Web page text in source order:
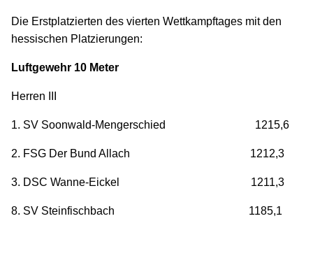
Die Erstplatzierten des vierten Wettkampftages mit den
hessischen Platzierungen:
Luftgewehr 10 Meter
Herren III
1. SV Soonwald-Mengerschied 1215,6
2. FSG Der Bund Allach 1212,3
3. DSC Wanne-Eickel 1211,3
8. SV Steinfischbach 1185,1